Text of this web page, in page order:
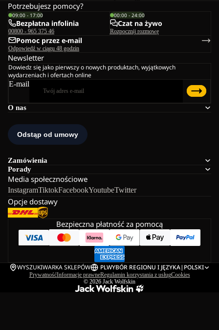
O nas
Zamówienia
Porady
Media społecznościowe
InstagramTiktokFacebookYoutubeTwitter
Opcje dostawy
Potrzebujesz pomocy?
09:00 - 17:00
Bezpłatna infolinia
00800 - 965 375 46
00:00 - 24:00
Czat na żywo
Rozpocznij rozmowę
Pomoc przez e-mail
Odpowiedź w ciągu 48 godzin
Newsletter
Dowiedz się jako pierwszy o nowych produktach, wyjątkowych
wydarzeniach i ofertach online
E-mail
Bezpieczna płatność za pomocą
WYSZUKIWARKA SKLEPÓW PLWYBÓR REGIONU I JĘZYKA| POLSKI
PrywatnośćInformacje prawneRegulamin korzystania z usługCookies
© 2026 Jack Wolfskin